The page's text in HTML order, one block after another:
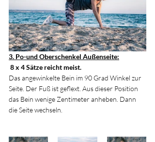
3. Po-und Oberschenkel Außenseite:
8 x 4 Sätze reicht meist.
Das angewinkelte Bein im 90 Grad Winkel zur
Seite. Der Fuß ist geflext. Aus dieser Position
das Bein wenige Zentimeter anheben. Dann
die Seite wechseln.